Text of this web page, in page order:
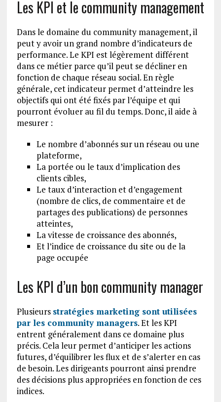
Les KPI et le community management
Dans le domaine du community management, il
peut y avoir un grand nombre d’indicateurs de
performance. Le KPI est légèrement différent
dans ce métier parce qu’il peut se décliner en
fonction de chaque réseau social. En règle
générale, cet indicateur permet d’atteindre les
objectifs qui ont été fixés par l’équipe et qui
pourront évoluer au fil du temps. Donc, il aide à
mesurer :
Le nombre d’abonnés sur un réseau ou une
plateforme,
La portée ou le taux d’implication des
clients cibles,
Le taux d’interaction et d’engagement
(nombre de clics, de commentaire et de
partages des publications) de personnes
atteintes,
La vitesse de croissance des abonnés,
Et l’indice de croissance du site ou de la
page occupée
Les KPI d’un bon community manager
Plusieurs stratégies marketing sont utilisées
par les community managers. Et les KPI
entrent généralement dans ce domaine plus
précis. Cela leur permet d’anticiper les actions
futures, d’équilibrer les flux et de s’alerter en cas
de besoin. Les dirigeants pourront ainsi prendre
des décisions plus appropriées en fonction de ces
indices.